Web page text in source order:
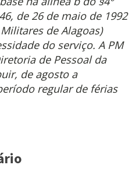
de 26 de maio de 1992
de Alagoas)
do serviço. A PM
de Pessoal da
de agosto a
regular de férias